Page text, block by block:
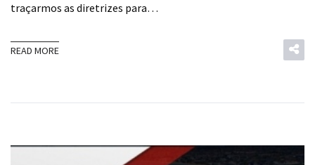
traçarmos as diretrizes para…
READ MORE